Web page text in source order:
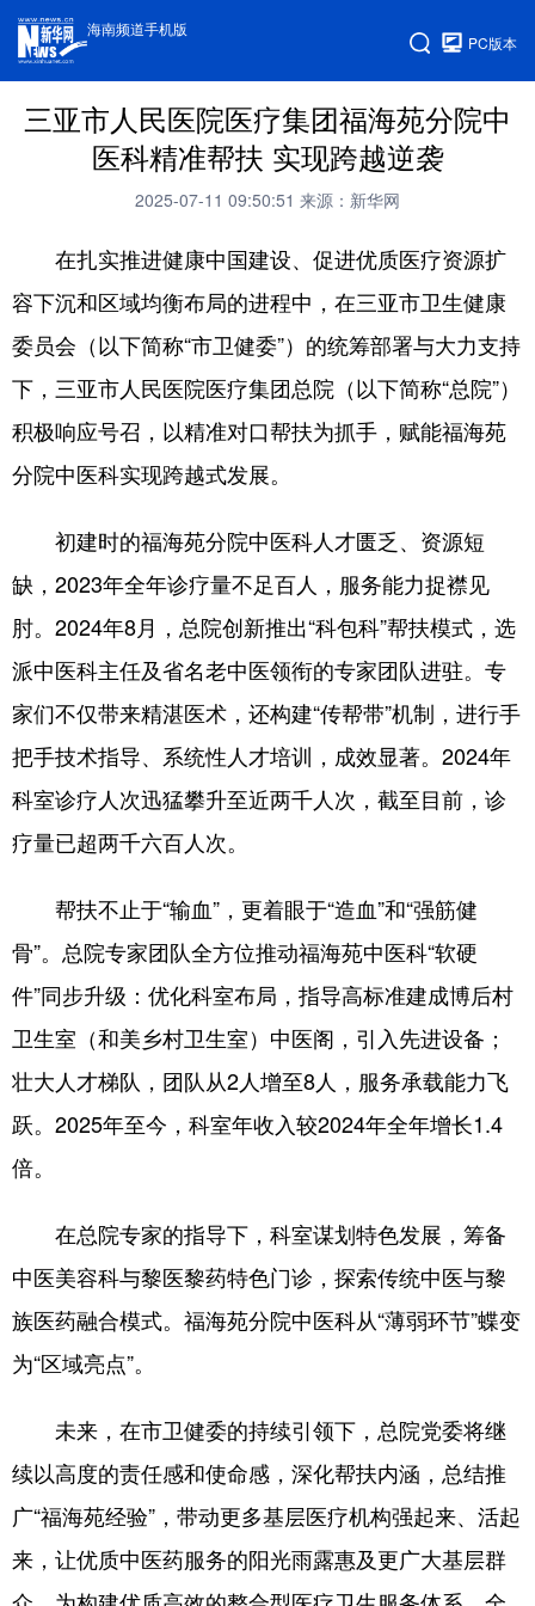
海南频道手机版
PC版本
三亚市人民医院医疗集团福海苑分院中
医科精准帮扶 实现跨越逆袭
2025-07-11 09:50:51 来源：新华网
在扎实推进健康中国建设、促进优质医疗资源扩
容下沉和区域均衡布局的进程中，在三亚市卫生健康
委员会（以下简称“市卫健委”）的统筹部署与大力支持
下，三亚市人民医院医疗集团总院（以下简称“总院”）
积极响应号召，以精准对口帮扶为抓手，赋能福海苑
分院中医科实现跨越式发展。
初建时的福海苑分院中医科人才匮乏、资源短
缺，2023年全年诊疗量不足百人，服务能力捉襟见
肘。2024年8月，总院创新推出“科包科”帮扶模式，选
派中医科主任及省名老中医领衔的专家团队进驻。专
家们不仅带来精湛医术，还构建“传帮带”机制，进行手
把手技术指导、系统性人才培训，成效显著。2024年
科室诊疗人次迅猛攀升至近两千人次，截至目前，诊
疗量已超两千六百人次。
帮扶不止于“输血”，更着眼于“造血”和“强筋健
骨”。总院专家团队全方位推动福海苑中医科“软硬
件”同步升级：优化科室布局，指导高标准建成博后村
卫生室（和美乡村卫生室）中医阁，引入先进设备；
壮大人才梯队，团队从2人增至8人，服务承载能力飞
跃。2025年至今，科室年收入较2024年全年增长1.4
倍。
在总院专家的指导下，科室谋划特色发展，筹备
中医美容科与黎医黎药特色门诊，探索传统中医与黎
族医药融合模式。福海苑分院中医科从“薄弱环节”蝶变
为“区域亮点”。
未来，在市卫健委的持续引领下，总院党委将继
续以高度的责任感和使命感，深化帮扶内涵，总结推
广“福海苑经验”，带动更多基层医疗机构强起来、活起
来，让优质中医药服务的阳光雨露惠及更广大基层群